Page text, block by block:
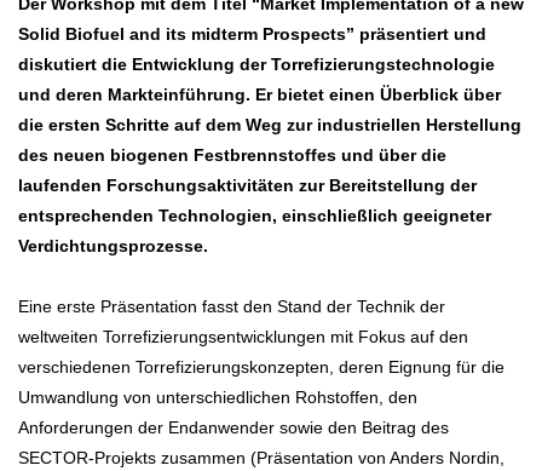
Solid Biofuel and its midterm Prospects” präsentiert und
diskutiert die Entwicklung der Torrefizierungstechnologie
und deren Markteinführung. Er bietet einen Überblick über
die ersten Schritte auf dem Weg zur industriellen Herstellung
des neuen biogenen Festbrennstoffes und über die
laufenden Forschungsaktivitäten zur Bereitstellung der
entsprechenden Technologien, einschließlich geeigneter
Verdichtungsprozesse.
Eine erste Präsentation fasst den Stand der Technik der
weltweiten Torrefizierungsentwicklungen mit Fokus auf den
verschiedenen Torrefizierungskonzepten, deren Eignung für die
Umwandlung von unterschiedlichen Rohstoffen, den
Anforderungen der Endanwender sowie den Beitrag des
SECTOR-Projekts zusammen (Präsentation von Anders Nordin,